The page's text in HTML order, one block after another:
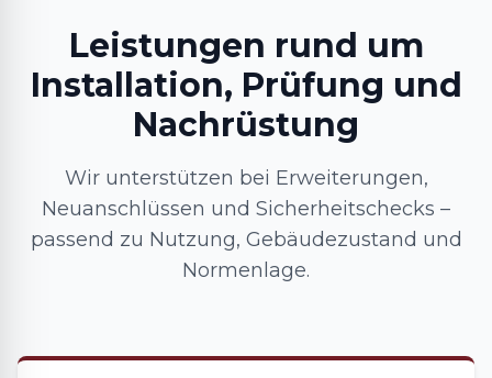
Leistungen rund um
Installation, Prüfung und
Nachrüstung
Wir unterstützen bei Erweiterungen,
Neuanschlüssen und Sicherheitschecks –
passend zu Nutzung, Gebäudezustand und
Normenlage.